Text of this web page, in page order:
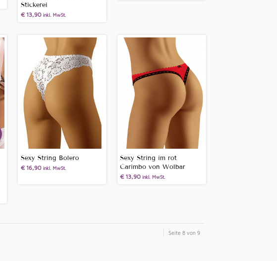
Stickerei
€13,90 inkl. MwSt.
Sexy String Bolero
€16,90 inkl. MwSt.
Sexy String im rot
Carimbo von Wolbar
€13,90 inkl. MwSt.
Seite 8 von 9